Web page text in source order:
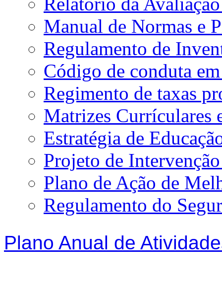
Manual de Normas e
Regulamento de
Código de conduta
Regimento de taxas
Matrizes Currículares
Estratégia de
Projeto de
Plano de Ação de
Regulamento do
Plano Anual de